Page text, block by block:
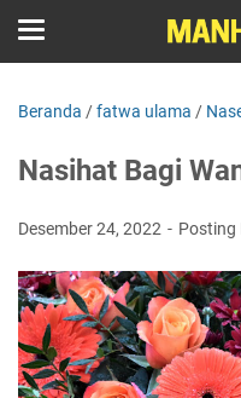
Beranda /fatwa ulama /
Nasihat Bagi
Desember 24, 2022 Posting